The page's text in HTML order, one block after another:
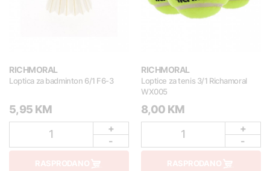
RICHMORAL
Loptica za badminton 6/1 F6-3
5,95 KM
1
+
-
RASPRODANO
RICHMORAL
Loptice za tenis 3/1 Richamoral
WX005
8,00 KM
1
+
-
RASPRODANO